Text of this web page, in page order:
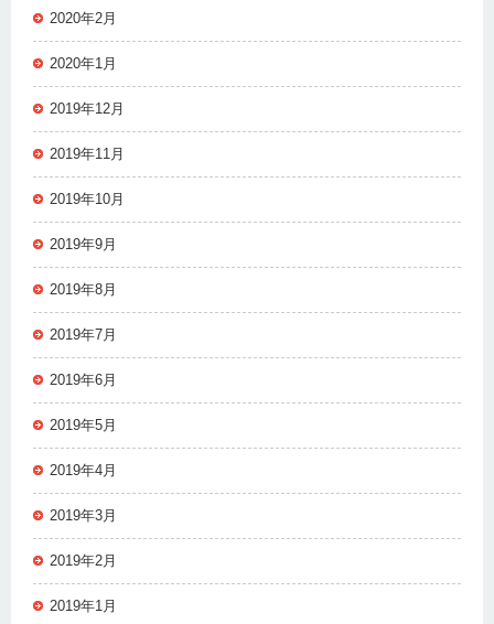
2020年2月
2020年1月
2019年12月
2019年11月
2019年10月
2019年9月
2019年8月
2019年7月
2019年6月
2019年5月
2019年4月
2019年3月
2019年2月
2019年1月